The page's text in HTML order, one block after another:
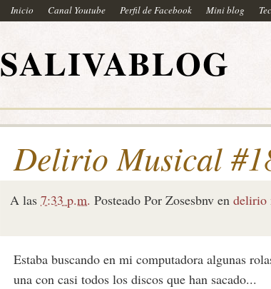
Inicio Canal Youtube Perfil de Facebook Mini blog
SALIVABLOG
Delirio Musical
A las 7:33 p.m. Posteado Por Zosesbnv en delirio
Estaba buscando en mi computadora algunas
una con casi todos los discos que han sacado...